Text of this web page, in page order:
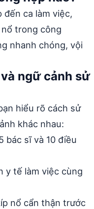
đến ca làm việc,
trong công
nhanh chóng, vội
ngữ cảnh sử
hiểu rõ cách sử
khác nhau:
bác sĩ và 10 điều
y tế làm việc cùng
nổ cẩn thận trước